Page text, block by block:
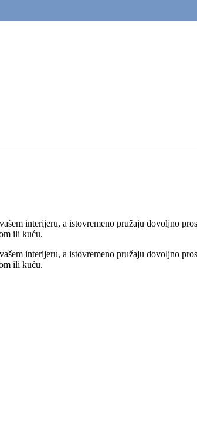
interijeru, a istovremeno pružaju dovoljno
ili kuću.
interijeru, a istovremeno pružaju dovoljno
ili kuću.